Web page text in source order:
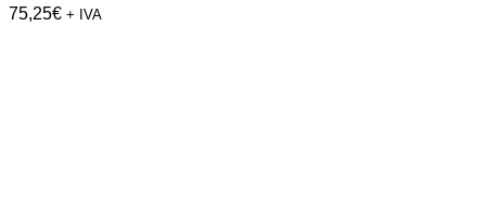
75,25€ + IVA